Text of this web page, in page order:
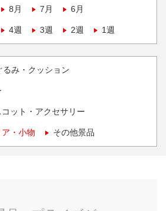
8月 7月 6月
4週 3週 2週 1週
るみ・クッション
ット・アクセサリー
・小物 その他景品